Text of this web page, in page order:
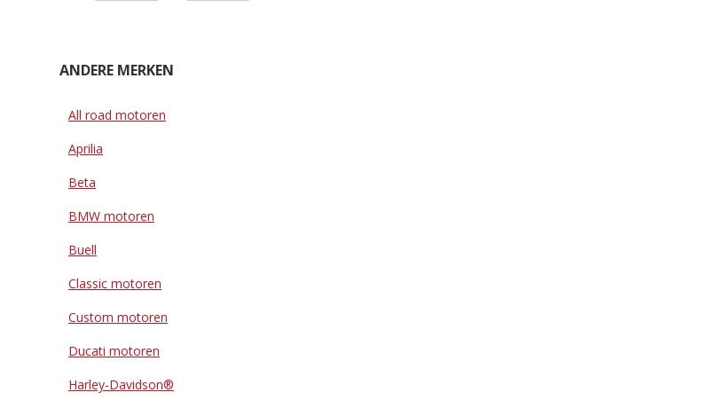
ANDERE MERKEN
All road motoren
Aprilia
Beta
BMW motoren
Buell
Classic motoren
Custom motoren
Ducati motoren
Harley-Davidson®